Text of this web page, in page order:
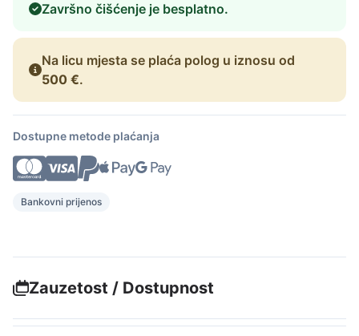
Završno čišćenje je besplatno.
Na licu mjesta se plaća polog u iznosu od
500 €.
Dostupne metode plaćanja
Bankovni prijenos
Zauzetost / Dostupnost